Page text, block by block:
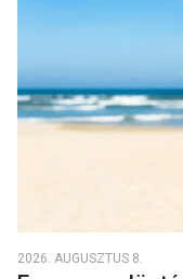
2026. AUGUSZTUS 8.